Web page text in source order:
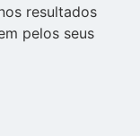
resultados
pelos seus